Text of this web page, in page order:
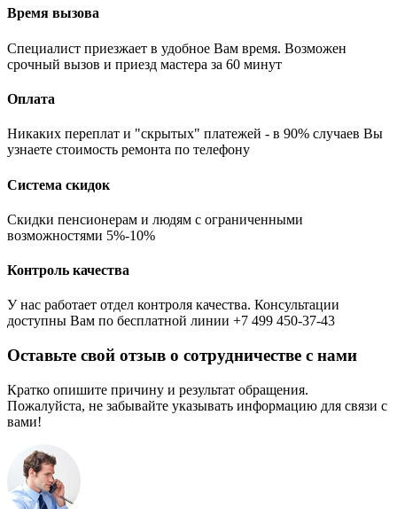
Время вызова
Специалист приезжает в удобное Вам время. Возможен
срочный вызов и приезд мастера за 60 минут
Оплата
Никаких переплат и "скрытых" платежей - в 90% случаев Вы
узнаете стоимость ремонта по телефону
Система скидок
Скидки пенсионерам и людям с ограниченными
возможностями 5%-10%
Контроль качества
У нас работает отдел контроля качества. Консультации
доступны Вам по бесплатной линии +7 499 450-37-43
Оставьте свой отзыв о сотрудничестве с нами
Кратко опишите причину и результат обращения.
Пожалуйста, не забывайте указывать информацию для связи с
вами!